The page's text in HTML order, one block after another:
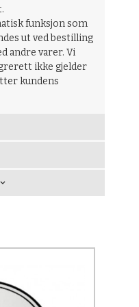
funksjon som
ut ved bestilling
andre varer. Vi
ikke gjelder
kundens